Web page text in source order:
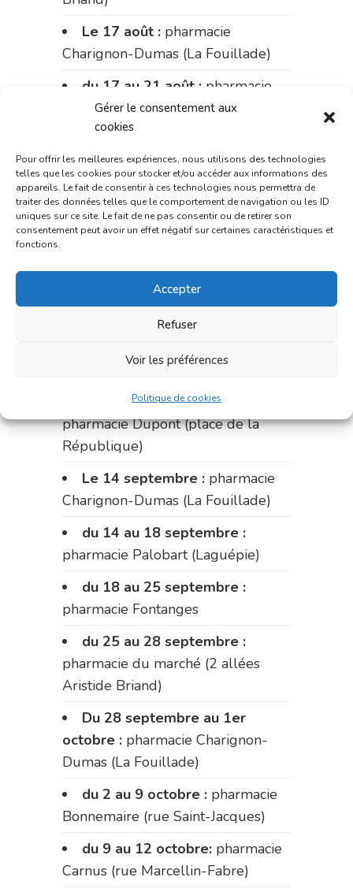
Gérer le consentement aux
cookies
Pour offrir les meilleures expériences, nous utilisons des technologies
telles que les cookies pour stocker et/ou accéder aux informations des
appareils. Le fait de consentir à ces technologies nous permettra de
traiter des données telles que le comportement de navigation ou les ID
uniques sur ce site. Le fait de ne pas consentir ou de retirer son
consentement peut avoir un effet négatif sur certaines caractéristiques et
fonctions.
Accepter
Refuser
Voir les préférences
Politique de cookies
Le 17 août : pharmacie
Charignon-Dumas (La Fouillade)
du 17 au 21 août : pharmacie
Palobart (Laguépie)
Dupont (place de la République)
du 28 au 31 août :pharmacie
Bonnemaire (rue Saint-Jacques)
pharmacie Charignon-Dumas (La
du 4 au 11 septembre :
du 11 au 14 septembre :
pharmacie Dupont (place de la
République)
Le 14 septembre : pharmacie
Charignon-Dumas (La Fouillade)
du 14 au 18 septembre :
pharmacie Palobart (Laguépie)
du 18 au 25 septembre :
pharmacie Fontanges
du 25 au 28 septembre :
pharmacie du marché (2 allées
Aristide Briand)
Du 28 septembre au 1er
octobre : pharmacie Charignon-
Dumas (La Fouillade)
du 2 au 9 octobre : pharmacie
Bonnemaire (rue Saint-Jacques)
du 9 au 12 octobre: pharmacie
Carnus (rue Marcellin-Fabre)